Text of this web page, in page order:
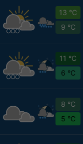
13 °C
9 °C
11 °C
6 °C
8 °C
5 °C